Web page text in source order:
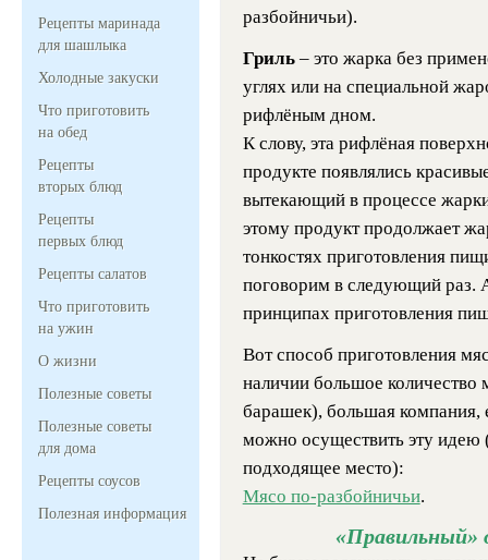
Рецепты маринада
для шашлыка
Холодные закуски
Что приготовить
на обед
Рецепты
вторых блюд
Рецепты
первых блюд
Рецепты салатов
Что приготовить
на ужин
О жизни
Полезные советы
Полезные советы
для дома
Рецепты соусов
Полезная информация
разбойничьи).
Гриль– это жарка без
углях или на специальной
рифлёным дном.
К слову, эта рифлёная
продукте появлялись
вытекающий в процессе
этому продукт продолжает
тонкостях приготовления
поговорим в следующий раз.
принципах приготовления
Вот способ приготовления
наличии большое количество
барашек), большая компания,
можно осуществить эту идею
подходящее место):
Мясо по-разбойничьи.
«Правильный»